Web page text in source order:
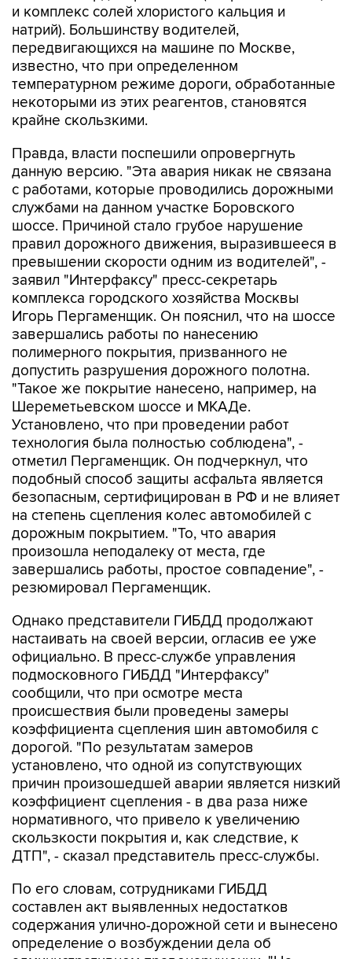
и комплекс солей хлористого кальция и
натрий). Большинству водителей,
передвигающихся на машине по Москве,
известно, что при определенном
температурном режиме дороги, обработанные
некоторыми из этих реагентов, становятся
крайне скользкими.
Правда, власти поспешили опровергнуть
данную версию. "Эта авария никак не связана
с работами, которые проводились дорожными
службами на данном участке Боровского
шоссе. Причиной стало грубое нарушение
правил дорожного движения, выразившееся в
превышении скорости одним из водителей", -
заявил "Интерфаксу" пресс-секретарь
комплекса городского хозяйства Москвы
Игорь Пергаменщик. Он пояснил, что на шоссе
завершались работы по нанесению
полимерного покрытия, призванного не
допустить разрушения дорожного полотна.
"Такое же покрытие нанесено, например, на
Шереметьевском шоссе и МКАДе.
Установлено, что при проведении работ
технология была полностью соблюдена", -
отметил Пергаменщик. Он подчеркнул, что
подобный способ защиты асфальта является
безопасным, сертифицирован в РФ и не влияет
на степень сцепления колес автомобилей с
дорожным покрытием. "То, что авария
произошла неподалеку от места, где
завершались работы, простое совпадение", -
резюмировал Пергаменщик.
Однако представители ГИБДД продолжают
настаивать на своей версии, огласив ее уже
официально. В пресс-службе управления
подмосковного ГИБДД "Интерфаксу"
сообщили, что при осмотре места
происшествия были проведены замеры
коэффициента сцепления шин автомобиля с
дорогой. "По результатам замеров
установлено, что одной из сопутствующих
причин произошедшей аварии является низкий
коэффициент сцепления - в два раза ниже
нормативного, что привело к увеличению
скользкости покрытия и, как следствие, к
ДТП", - сказал представитель пресс-службы.
По его словам, сотрудниками ГИБДД
составлен акт выявленных недостатков
содержания улично-дорожной сети и вынесено
определение о возбуждении дела об